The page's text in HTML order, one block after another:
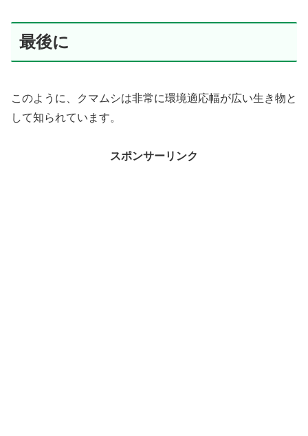
最後に
このように、クマムシは非常に環境適応幅が広い生き物と
して知られています。
スポンサーリンク